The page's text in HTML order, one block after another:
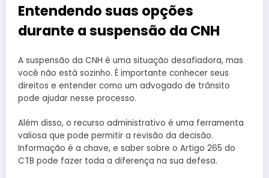
Entendendo suas opções
durante a suspensão da CNH
A suspensão da CNH é uma situação desafiadora, mas
você não está sozinho. É importante conhecer seus
direitos e entender como um advogado de trânsito
pode ajudar nesse processo.
Além disso, o recurso administrativo é uma ferramenta
valiosa que pode permitir a revisão da decisão.
Informação é a chave, e saber sobre o Artigo 265 do
CTB pode fazer toda a diferença na sua defesa.